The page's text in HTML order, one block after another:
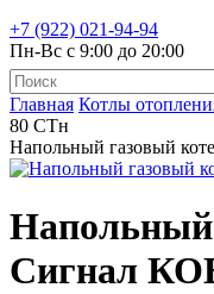
+7 (922) 021-94-94
Пн-Вс с 9:00 до 20:00
Главная Котлы
80 СТн
Напольный газовый
Напольный
Сигнал